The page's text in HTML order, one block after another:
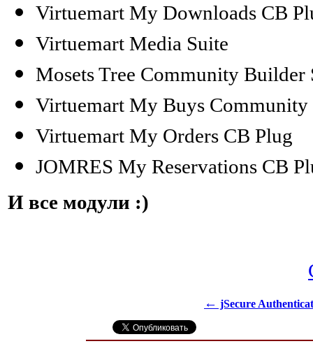
Virtuemart My Downloads CB
Virtuemart Media Suite
Mosets Tree Community Builder
Virtuemart My Buys
Virtuemart My Orders CB Plug
JOMRES My Reservations CB
И все модули :)
← jSecure